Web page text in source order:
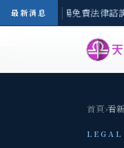
最新消息
-8/3(一) 現場免費法律諮
首頁›看